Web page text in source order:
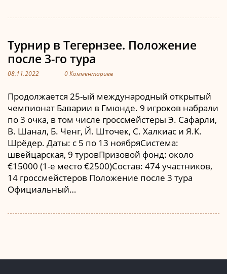
Турнир в Тегернзее. Положение
после 3-го тура
08.11.2022 0 Комментариев
Продолжается 25-ый международный открытый
чемпионат Баварии в Гмюнде. 9 игроков набрали
по 3 очка, в том числе гроссмейстеры Э. Сафарли,
В. Шанал, Б. Ченг, Й. Шточек, С. Халкиас и Я.К.
Шрёдер. Даты: с 5 по 13 ноябряСистема:
швейцарская, 9 туровПризовой фонд: около
€15000 (1-е место €2500)Состав: 474 участников,
14 гроссмейстеров Положение после 3 тура
Официальный…